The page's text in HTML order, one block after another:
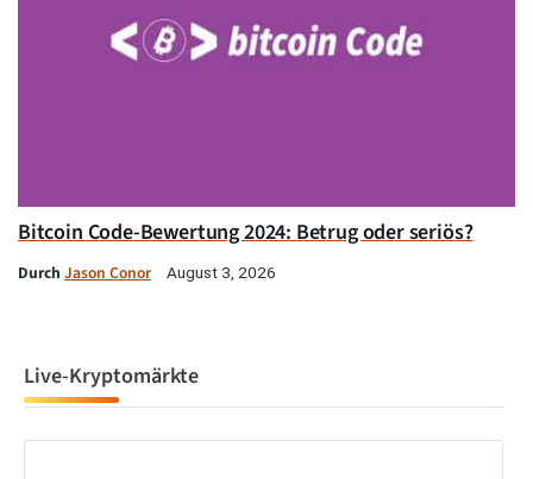
Bitcoin Code-Bewertung 2024: Betrug oder seriös?
Durch Jason Conor August 3, 2026
Live-Kryptomärkte